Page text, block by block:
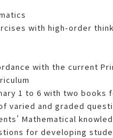
with high-order
with the current
1 to 6 with two books
varied and graded
Mathematical
for developing